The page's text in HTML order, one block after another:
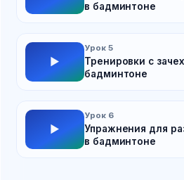
в бадминтоне
Урок 5
Тренировки с
бадминтоне
Урок 6
Упражнения для
в бадминтоне